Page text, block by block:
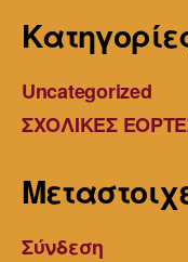
Uncategorized
ΣΧΟΛΙΚΕΣ
Σύνδεση